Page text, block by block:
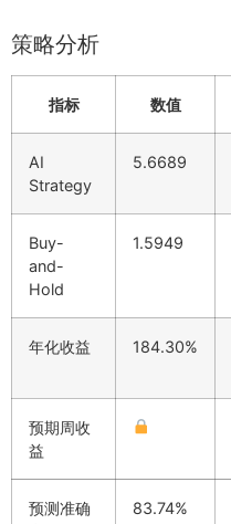
策略分析
指标 数值
AI
Strategy
5.6689
Buy-
and-
Hold
1.5949
年化收益 184.30%
预期周收
益
预测准确
83.74%